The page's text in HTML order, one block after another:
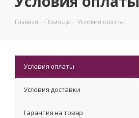
Главная - Помощь - Условия оплаты
Условия оплаты
Условия доставки
Гарантия на товар